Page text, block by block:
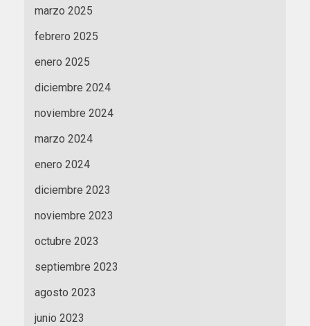
marzo 2025
febrero 2025
enero 2025
diciembre 2024
noviembre 2024
marzo 2024
enero 2024
diciembre 2023
noviembre 2023
octubre 2023
septiembre 2023
agosto 2023
junio 2023